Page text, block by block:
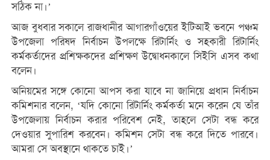
সঠিক না।’
আজ বুধবার সকালে রাজধানীর আগারগাঁওয়ের ইটিআই ভবনে পঞ্চম
উপজেলা পরিষদ নির্বাচন উপলক্ষে রিটার্নিং ও সহকারী রিটার্নিং
কর্মকর্তাদের প্রশিক্ষকদের প্রশিক্ষণ উদ্বোধনকালে সিইসি এসব কথা
বলেন।
অনিয়মের সঙ্গে কোনো আপস করা যাবে না জানিয়ে প্রধান নির্বাচন
কমিশনার বলেন, ‘যদি কোনো রিটার্নিং কর্মকর্তা মনে করেন যে তাঁর
উপজেলায় নির্বাচন করার পরিবেশ নেই, তাহলে সেটা বন্ধ করে
দেওয়ার সুপারিশ করবেন। কমিশন সেটা বন্ধ করে দিতে পারবে।
আমরা সে অবস্থানে থাকতে চাই।’